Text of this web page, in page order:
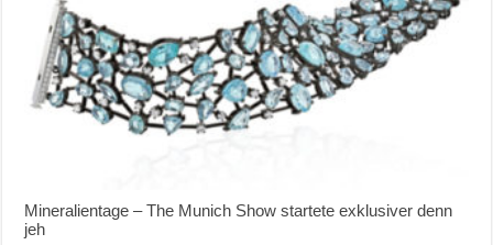
Mineralientage – The Munich Show startete exklusiver denn
jeh